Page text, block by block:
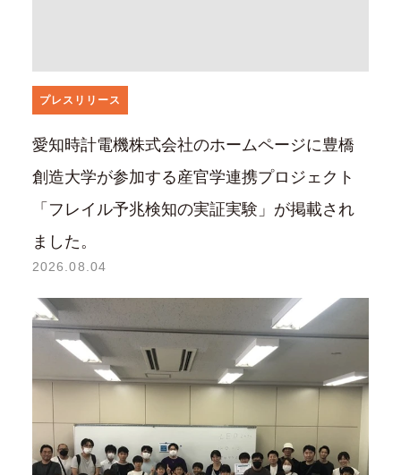
プレスリリース
愛知時計電機株式会社のホームページに豊橋
創造大学が参加する産官学連携プロジェクト
「フレイル予兆検知の実証実験」が掲載され
ました。
2026.08.04